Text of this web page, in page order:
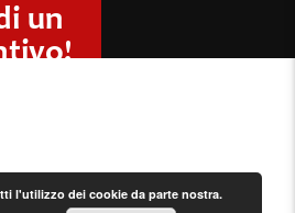
l'utilizzo dei cookie da parte nostra.